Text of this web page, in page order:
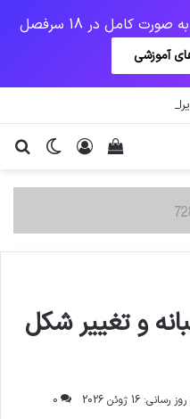
کامل در 18 سرفصل
آموزشی
احیای برجام را دشوار می‌کند
تغییر ورود
دیدن سبد خرید
و تغییر شکل
16 ژوئن 2026
0